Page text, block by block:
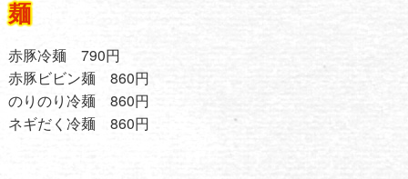
麺
赤豚冷麺 790円
赤豚ビビン麺 860円
のりのり冷麺 860円
ネギだく冷麺 860円